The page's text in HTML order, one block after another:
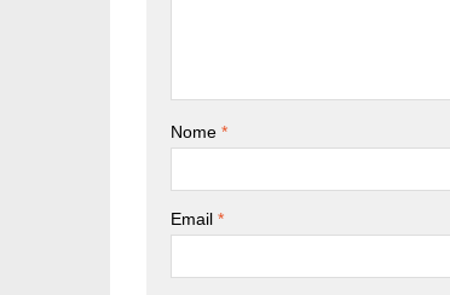
Nome *
Email *